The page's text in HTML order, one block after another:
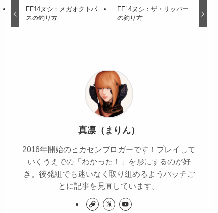
FF14ヌシ：メガオクトパ
スの釣り方
FF14ヌシ：ザ・リッパー
の釣り方
真凛（まりん）
2016年開始のヒカセンブロガーです！プレイして
いくうえでの「わかった！」を形にするのが好
き。後発組でも迷いなく取り組めるようパッチご
とに記事を見直しています。